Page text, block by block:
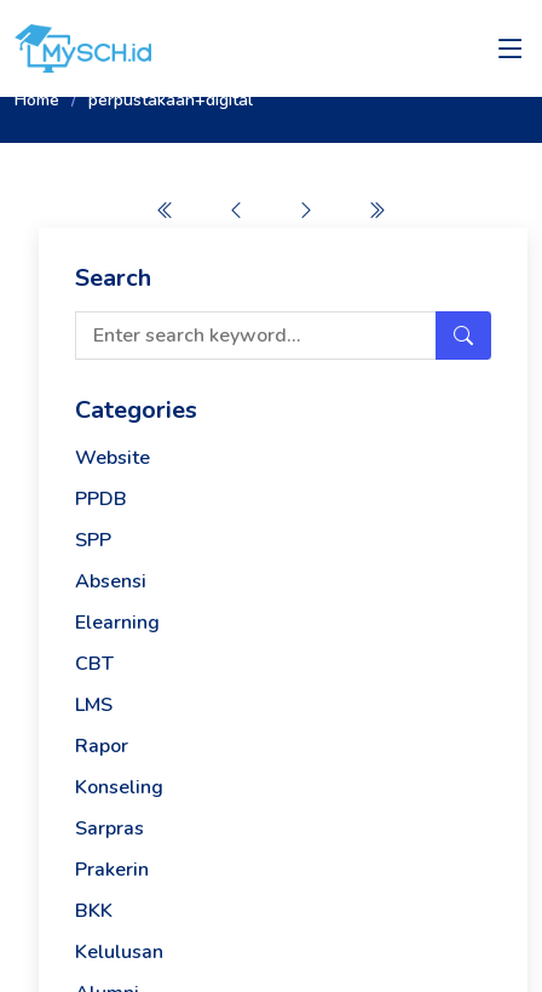
Home perpustakaan+digital
Search
Categories
Website
PPDB
SPP
Absensi
Elearning
CBT
LMS
Rapor
Konseling
Sarpras
Prakerin
BKK
Kelulusan